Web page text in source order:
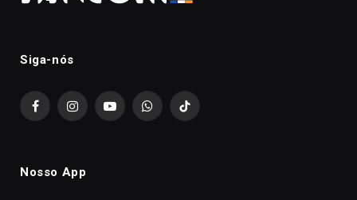
Siga-nós
FacebookInstagramYouTubeWhatsAppTikTok
Nosso App